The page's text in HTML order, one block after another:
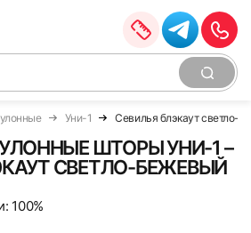
Уни-1 Севилья блэкаут светло-
ШТОРЫ УНИ-1 –
СВЕТЛО-БЕЖЕВЫЙ
100%